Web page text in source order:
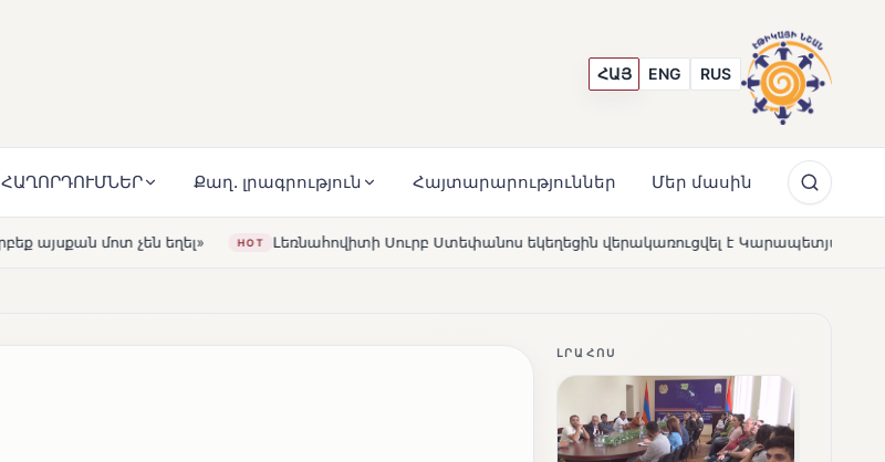
ՀԱՅ ENG RUS
ՀԱՂՈՐԴՈՒՄՆԵՐ Քաղ. լրագրություն Հայտարարություններ Մեր մասին
HOT Լեռնահովիտի Սուրբ Ստեփանոս եկեղեցին վերակառուցվել է Կարապետյան ընտանիքի մեկենասությամբ
ԼՐԱՀՈՍ